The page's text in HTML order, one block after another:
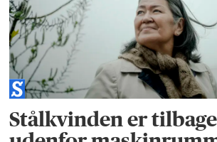
Stålkvinden er tilbage